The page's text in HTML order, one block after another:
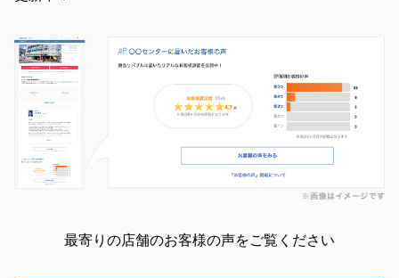
最寄りの店舗のお客様の声をご覧ください